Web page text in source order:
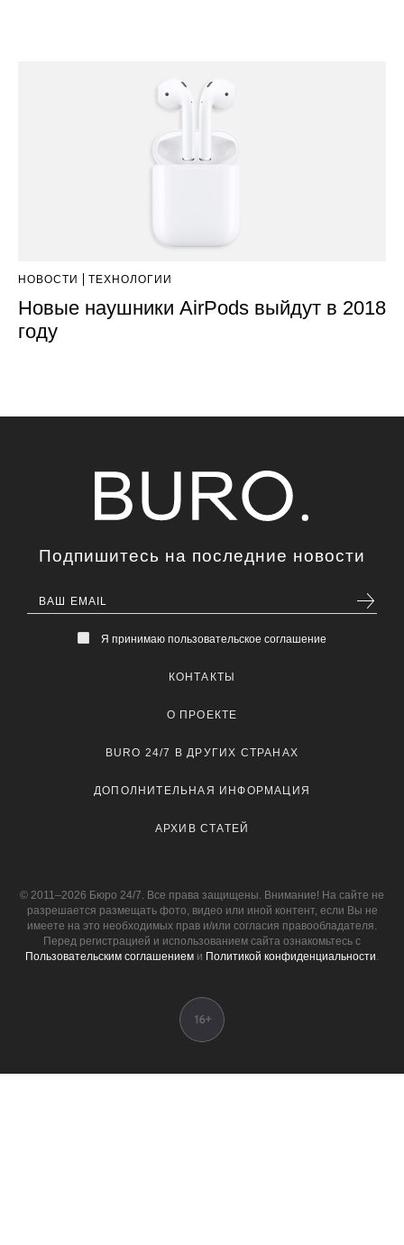
НОВОСТИ ТЕХНОЛОГИИ
Новые наушники AirPods выйдут в 2018
году
Подпишитесь на последние новости
Я принимаю пользовательское соглашение
КОНТАКТЫ
О ПРОЕКТЕ
BURO 24/7 В ДРУГИХ СТРАНАХ
ДОПОЛНИТЕЛЬНАЯ ИНФОРМАЦИЯ
АРХИВ СТАТЕЙ
© 2011–2026 Бюро 24/7. Все права защищены. Внимание! На сайте не
разрешается размещать фото, видео или иной контент, если Вы не
имеете на это необходимых прав и/или согласия правообладателя.
Перед регистрацией и использованием сайта ознакомьтесь с
Пользовательским соглашением и Политикой конфиденциальности